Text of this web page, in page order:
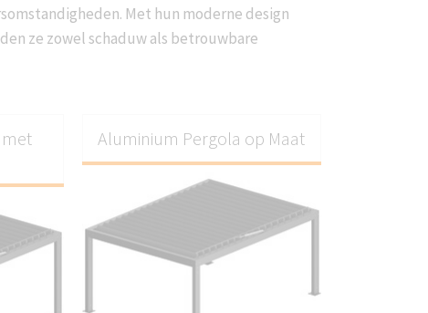
Met hun moderne design
ze zowel schaduw als betrouwbare
Aluminium Pergola op Maat